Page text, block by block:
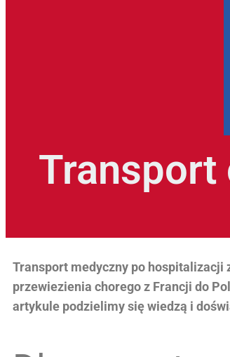
Transport
Transport medyczny po hospitalizacji
przewiezienia chorego z Francji do
artykule podzielimy się wiedzą i